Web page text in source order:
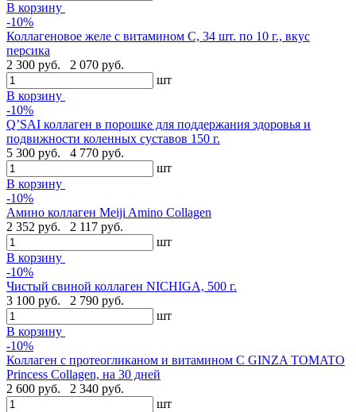
В корзину
-10%
Коллагеновое желе с витамином C, 34 шт. по 10 г., вкус
персика
2 300 руб.
2 070 руб.
шт
В корзину
-10%
Q’SAI коллаген в порошке для поддержания здоровья и
подвижности коленных суставов 150 г.
5 300 руб.
4 770 руб.
шт
В корзину
-10%
Амино коллаген Meiji Amino Collagen
2 352 руб.
2 117 руб.
шт
В корзину
-10%
Чистый свиной коллаген NICHIGA, 500 г.
3 100 руб.
2 790 руб.
шт
В корзину
-10%
Коллаген с протеогликаном и витамином С GINZA TOMATO
Princess Collagen, на 30 дней
2 600 руб.
2 340 руб.
шт